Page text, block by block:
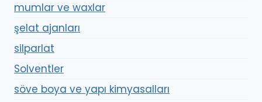
mumlar ve waxlar
şelat ajanları
silparlat
Solventler
söve boya ve yapı kimyasalları